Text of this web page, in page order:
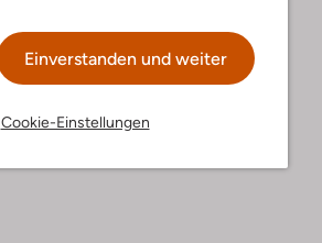
Einverstanden und weiter
Cookie-Einstellungen